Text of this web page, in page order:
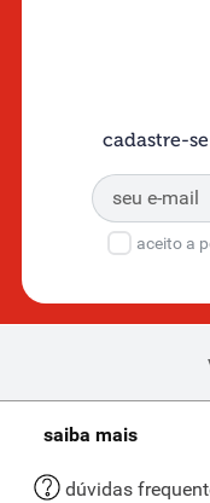
cadastre-
aceito a
saiba mais
dúvidas